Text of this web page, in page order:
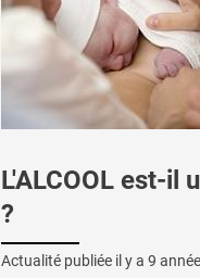
L'ALCOOL est-il
?
Actualité publiée il y a 9